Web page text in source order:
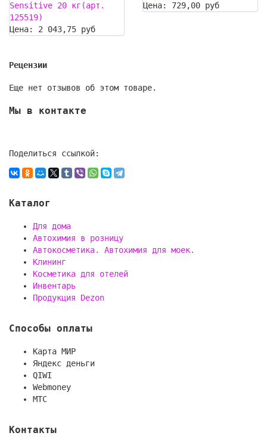
Sensitive 20 кг(арт.
125519)
Цена: 2 043,75 руб
Цена: 729,00 руб
Рецензии
Еще нет отзывов об этом товаре.
Мы в контакте
Поделиться ссылкой:
Каталог
Для дома
Автохимия в розницу
Автокосметика. Автохимия для моек.
Клининг
Косметика для отелей
Инвентарь
Продукция Dezon
Способы оплаты
Карта МИР
Яндекс деньги
QIWI
Webmoney
МТС
Контакты